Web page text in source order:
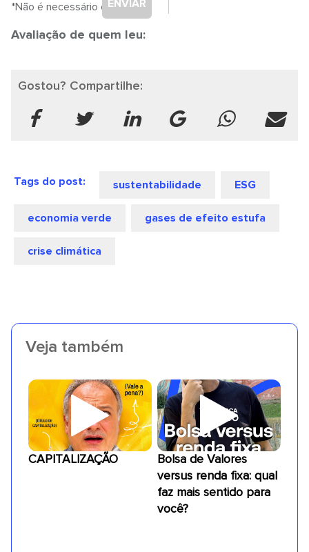
ENVIAR
*Não é necessário cadastro.
Avaliação de quem leu:
Gostou? Compartilhe:
Tags do post: sustentabilidade ESG
economia verde gases de efeito estufa
crise climática
Veja também
CAPITALIZAÇÃO
Bolsa de Valores
versus renda fixa: qual
faz mais sentido para
você?